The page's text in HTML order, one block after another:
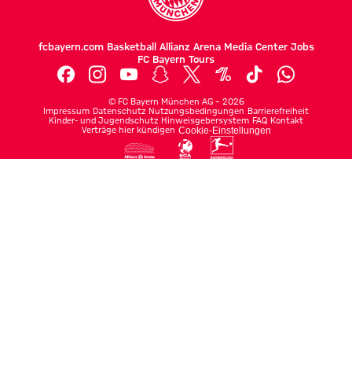
fcbayern.com Basketball Allianz Arena Media Center Jobs
FC Bayern Tours
© FC Bayern München AG – 2026
Impressum Datenschutz Nutzungsbedingungen Barrierefreiheit
Kinder- und Jugendschutz Hinweisgebersystem FAQ Kontakt
Verträge hier kündigen Cookie-Einstellungen